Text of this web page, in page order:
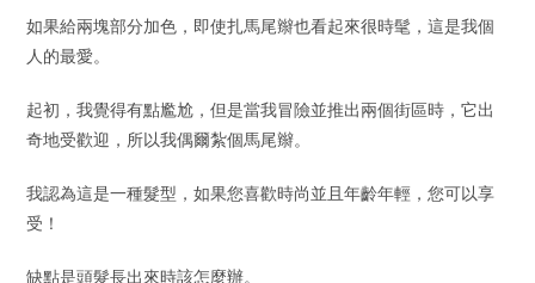
如果給兩塊部分加色，即使扎馬尾辮也看起來很時髦，這是我個
人的最愛。
起初，我覺得有點尷尬，但是當我冒險並推出兩個街區時，它出
奇地受歡迎，所以我偶爾紮個馬尾辮。
我認為這是一種髮型，如果您喜歡時尚並且年齡年輕，您可以享
受！
缺點是頭髮長出來時該怎麼辦。